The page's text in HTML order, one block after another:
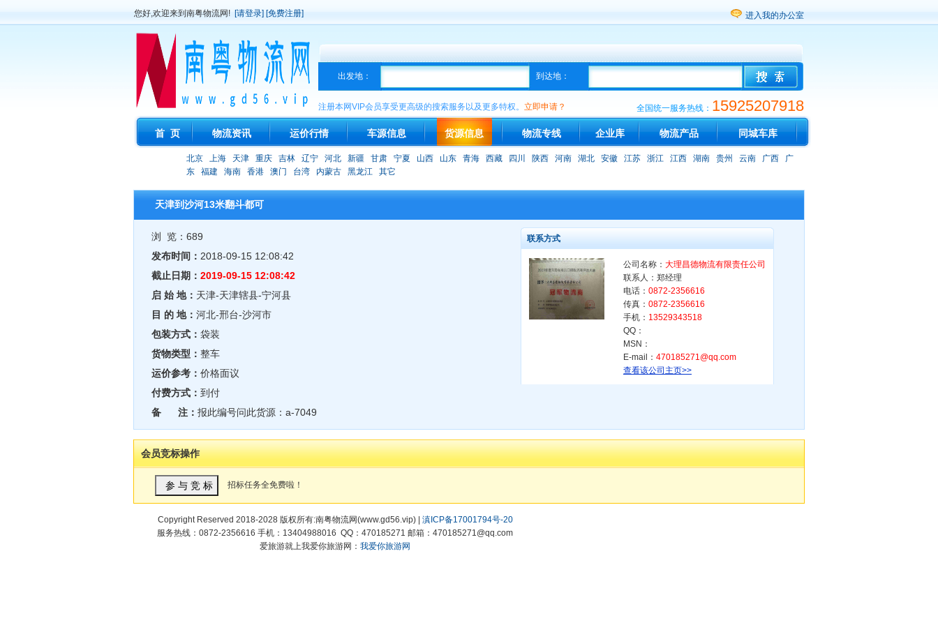
您好,欢迎来到南粤物流网! [请登录] [免费注册] 进入我的办公室
出发地： 到达地：
注册本网VIP会员享受更高级的搜索服务以及更多特权。 立即申请？ 全国统一服务热线： 15925207918
首 页 物流资讯 运价行情 车源信息 货源信息 物流专线 企业库 物流产品 同城车库
北京 上海 天津 重庆 吉林 辽宁 河北 新疆 甘肃 宁夏 山西 山东 青海 西藏 四川 陕西 河南 湖北 安徽 江苏 浙江 江西 湖南 贵州 云南 广西
广
东
福建 海南 香港 澳门 台湾 内蒙古 黑龙江 其它
天津到沙河13米翻斗都可
浏 览：689
发布时间： 2018-09-15 12:08:42
截止日期： 2019-09-15 12:08:42
启 始 地： 天津-天津辖县-宁河县
目 的 地： 河北-邢台-沙河市
包装方式： 袋装
货物类型： 整车
运价参考： 价格面议
付费方式： 到付
备 注： 报此编号问此货源：a-7049
联系方式
公司名称： 大理昌德物流有限责任公司
联系人：郑经理
电话： 0872-2356616
传真： 0872-2356616
手机： 13529343518
QQ：
MSN：
E-mail： 470185271@qq.com
查看该公司主页>>
会员竞标操作
招标任务全免费啦！
Copyright Reserved 2018-2028 版权所有:南粤物流网(www.gd56.vip) | 滇ICP备17001794号-20
服务热线：0872-2356616 手机：13404988016 QQ：470185271 邮箱：470185271@qq.com
爱旅游就上我爱你旅游网： 我爱你旅游网